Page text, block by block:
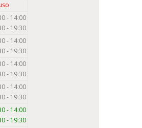
- 14:00
- 19:30
- 14:00
- 19:30
- 14:00
- 19:30
- 14:00
- 19:30
- 14:00
- 19:30